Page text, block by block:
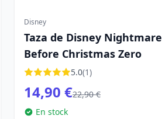
Disney
Taza de Disney Nightmare
Before Christmas Zero
5.0(1)
14,90 €22,90 €
En stock